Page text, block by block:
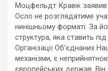
Моцфельдт Кравік
Осло не розглядатиме
нинішньому форматі. За
структура, яка ставить
Організації Об’єднаних
механізми, є
європейських держав.